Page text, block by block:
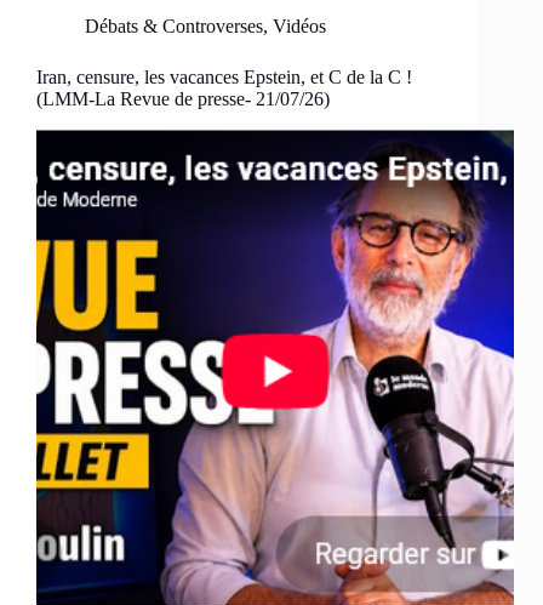
Débats & Controverses, Vidéos
Iran, censure, les vacances Epstein, et C de la C !
(LMM-La Revue de presse- 21/07/26)